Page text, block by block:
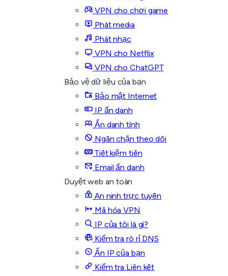
VPN cho chơi game
Phát media
Phát nhạc
VPN cho Netflix
VPN cho ChatGPT
Bảo vệ dữ liệu của bạn
Bảo mật Internet
IP ẩn danh
Ẩn danh tính
Ngăn chặn theo dõi
Tiết kiệm tiền
Email ẩn danh
Duyệt web an toàn
An ninh trực tuyến
Mã hóa VPN
IP của tôi là gì?
Kiểm tra rò rỉ DNS
Ẩn IP của bạn
Kiểm tra Liên kết